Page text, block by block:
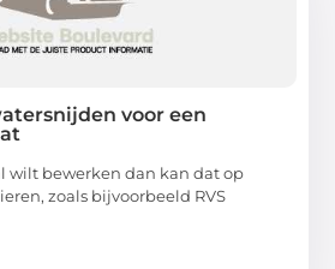
voor een
wilt bewerken dan kan dat op
zoals bijvoorbeeld RVS